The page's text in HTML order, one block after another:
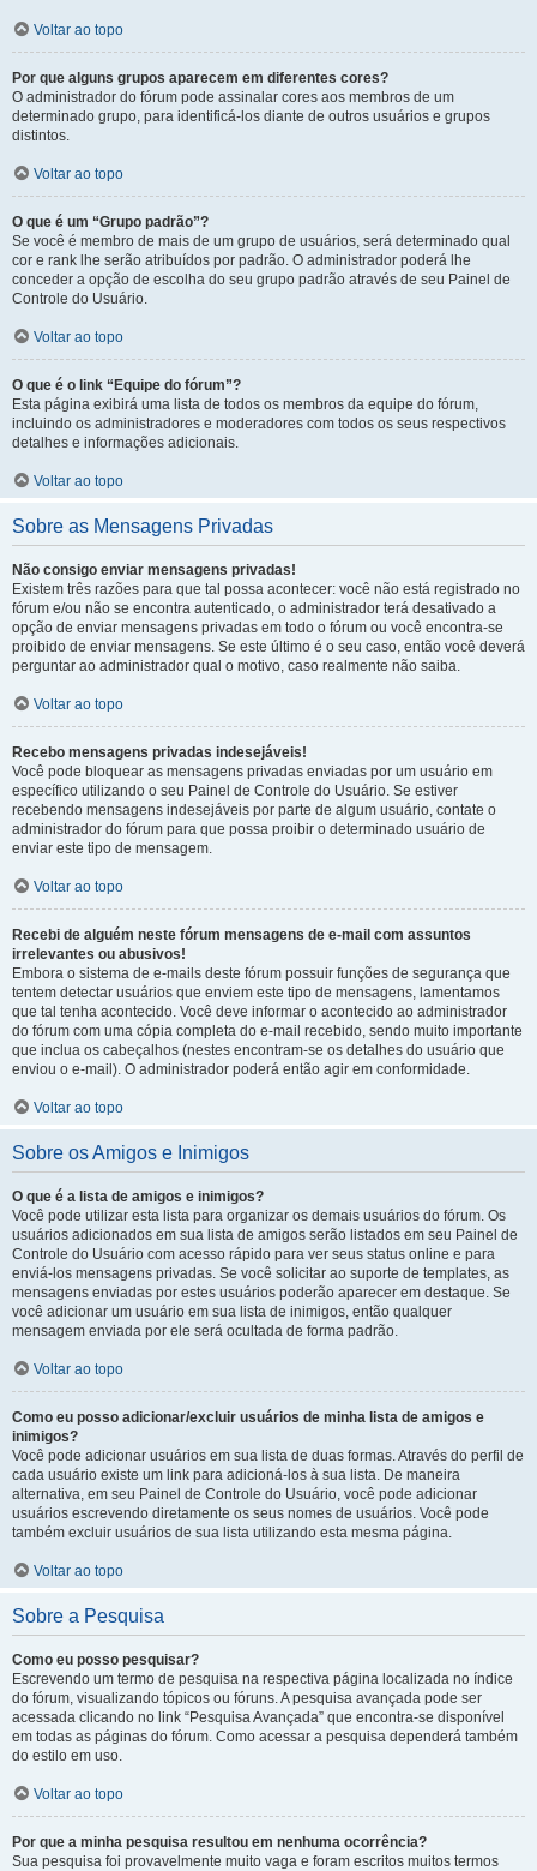
Voltar ao topo
Por que alguns grupos aparecem em diferentes cores?
O administrador do fórum pode assinalar cores aos membros de um
determinado grupo, para identificá-los diante de outros usuários e grupos
distintos.
Voltar ao topo
O que é um “Grupo padrão”?
Se você é membro de mais de um grupo de usuários, será determinado qual
cor e rank lhe serão atribuídos por padrão. O administrador poderá lhe
conceder a opção de escolha do seu grupo padrão através de seu Painel de
Controle do Usuário.
Voltar ao topo
O que é o link “Equipe do fórum”?
Esta página exibirá uma lista de todos os membros da equipe do fórum,
incluindo os administradores e moderadores com todos os seus respectivos
detalhes e informações adicionais.
Voltar ao topo
Sobre as Mensagens Privadas
Não consigo enviar mensagens privadas!
Existem três razões para que tal possa acontecer: você não está registrado no
fórum e/ou não se encontra autenticado, o administrador terá desativado a
opção de enviar mensagens privadas em todo o fórum ou você encontra-se
proibido de enviar mensagens. Se este último é o seu caso, então você deverá
perguntar ao administrador qual o motivo, caso realmente não saiba.
Voltar ao topo
Recebo mensagens privadas indesejáveis!
Você pode bloquear as mensagens privadas enviadas por um usuário em
específico utilizando o seu Painel de Controle do Usuário. Se estiver
recebendo mensagens indesejáveis por parte de algum usuário, contate o
administrador do fórum para que possa proibir o determinado usuário de
enviar este tipo de mensagem.
Voltar ao topo
Recebi de alguém neste fórum mensagens de e-mail com assuntos
irrelevantes ou abusivos!
Embora o sistema de e-mails deste fórum possuir funções de segurança que
tentem detectar usuários que enviem este tipo de mensagens, lamentamos
que tal tenha acontecido. Você deve informar o acontecido ao administrador
do fórum com uma cópia completa do e-mail recebido, sendo muito importante
que inclua os cabeçalhos (nestes encontram-se os detalhes do usuário que
enviou o e-mail). O administrador poderá então agir em conformidade.
Voltar ao topo
Sobre os Amigos e Inimigos
O que é a lista de amigos e inimigos?
Você pode utilizar esta lista para organizar os demais usuários do fórum. Os
usuários adicionados em sua lista de amigos serão listados em seu Painel de
Controle do Usuário com acesso rápido para ver seus status online e para
enviá-los mensagens privadas. Se você solicitar ao suporte de templates, as
mensagens enviadas por estes usuários poderão aparecer em destaque. Se
você adicionar um usuário em sua lista de inimigos, então qualquer
mensagem enviada por ele será ocultada de forma padrão.
Voltar ao topo
Como eu posso adicionar/excluir usuários de minha lista de amigos e
inimigos?
Você pode adicionar usuários em sua lista de duas formas. Através do perfil de
cada usuário existe um link para adicioná-los à sua lista. De maneira
alternativa, em seu Painel de Controle do Usuário, você pode adicionar
usuários escrevendo diretamente os seus nomes de usuários. Você pode
também excluir usuários de sua lista utilizando esta mesma página.
Voltar ao topo
Sobre a Pesquisa
Como eu posso pesquisar?
Escrevendo um termo de pesquisa na respectiva página localizada no índice
do fórum, visualizando tópicos ou fóruns. A pesquisa avançada pode ser
acessada clicando no link “Pesquisa Avançada” que encontra-se disponível
em todas as páginas do fórum. Como acessar a pesquisa dependerá também
do estilo em uso.
Voltar ao topo
Por que a minha pesquisa resultou em nenhuma ocorrência?
Sua pesquisa foi provavelmente muito vaga e foram escritos muitos termos